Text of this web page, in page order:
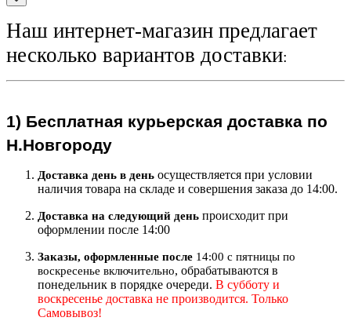
Наш интернет-магазин предлагает
несколько вариантов доставки:
1) Бесплатная курьерская доставка по
Н.Новгороду
Доставка день в день осуществляется при условии
наличия товара на складе и совершения заказа до 14:00.
Доставка на следующий день происходит при
оформлении после 14:00
Заказы, оформленные после 14:00 с пятницы по
воскресенье включительно, обрабатываются в
понедельник в порядке очереди. В субботу и
воскресенье доставка не производится. Только
Самовывоз!